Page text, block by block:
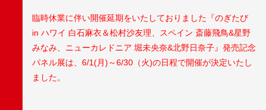
臨時休業に伴い開催延期をいたしておりました『のぎたび
in ハワイ 白石麻衣＆松村沙友理、スペイン 斎藤飛鳥&星野
みなみ、ニューカレドニア 堀未央奈&北野日奈子』発売記念
パネル展は、6/1(月)～6/30（火)の日程で開催が決定いたし
ました。